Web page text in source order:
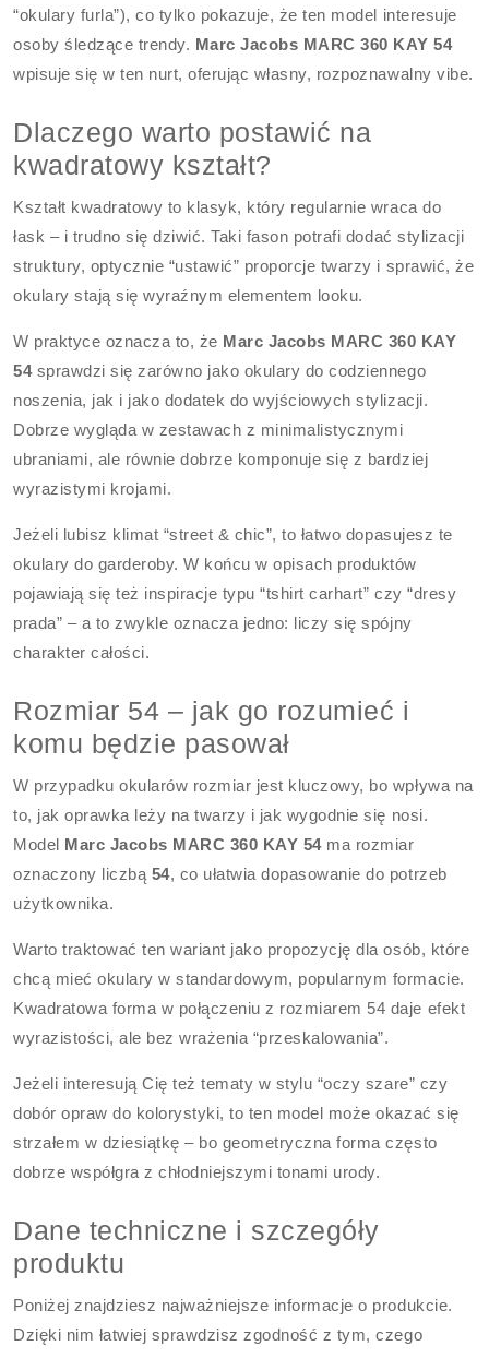
“okulary furla”), co tylko pokazuje, że ten model interesuje
osoby śledzące trendy. Marc Jacobs MARC 360 KAY 54
wpisuje się w ten nurt, oferując własny, rozpoznawalny vibe.
Dlaczego warto postawić na
kwadratowy kształt?
Kształt kwadratowy to klasyk, który regularnie wraca do
łask – i trudno się dziwić. Taki fason potrafi dodać stylizacji
struktury, optycznie “ustawić” proporcje twarzy i sprawić, że
okulary stają się wyraźnym elementem looku.
W praktyce oznacza to, że Marc Jacobs MARC 360 KAY
54sprawdzi się zarówno jako okulary do codziennego
noszenia, jak i jako dodatek do wyjściowych stylizacji.
Dobrze wygląda w zestawach z minimalistycznymi
ubraniami, ale równie dobrze komponuje się z bardziej
wyrazistymi krojami.
Jeżeli lubisz klimat “street & chic”, to łatwo dopasujesz te
okulary do garderoby. W końcu w opisach produktów
pojawiają się też inspiracje typu “tshirt carhart” czy “dresy
prada” – a to zwykle oznacza jedno: liczy się spójny
charakter całości.
Rozmiar 54 – jak go rozumieć i
komu będzie pasował
W przypadku okularów rozmiar jest kluczowy, bo wpływa na
to, jak oprawka leży na twarzy i jak wygodnie się nosi.
Model Marc Jacobs MARC 360 KAY 54ma rozmiar
oznaczony liczbą 54, co ułatwia dopasowanie do potrzeb
użytkownika.
Warto traktować ten wariant jako propozycję dla osób, które
chcą mieć okulary w standardowym, popularnym formacie.
Kwadratowa forma w połączeniu z rozmiarem 54 daje efekt
wyrazistości, ale bez wrażenia “przeskalowania”.
Jeżeli interesują Cię też tematy w stylu “oczy szare” czy
dobór opraw do kolorystyki, to ten model może okazać się
strzałem w dziesiątkę – bo geometryczna forma często
dobrze współgra z chłodniejszymi tonami urody.
Dane techniczne i szczegóły
produktu
Poniżej znajdziesz najważniejsze informacje o produkcie.
Dzięki nim łatwiej sprawdzisz zgodność z tym, czego